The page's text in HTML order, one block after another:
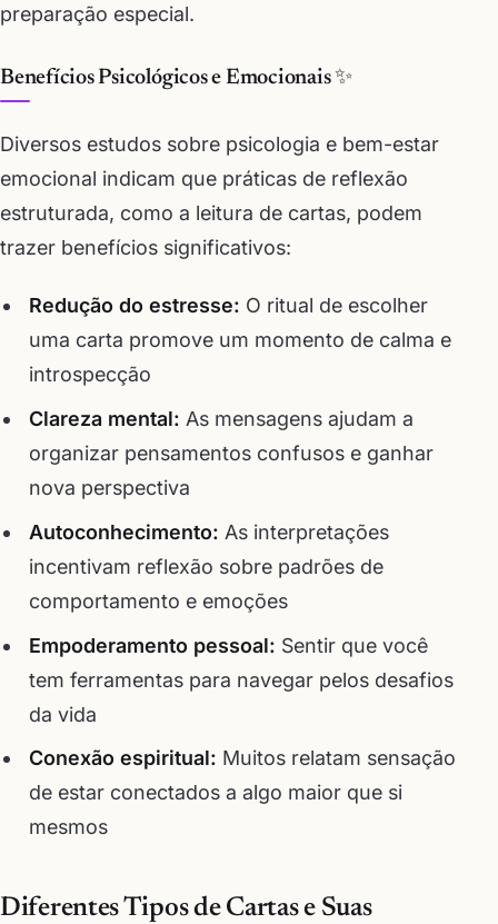
preparação especial.
Benefícios Psicológicos e Emocionais ✨
Diversos estudos sobre psicologia e bem-estar
emocional indicam que práticas de reflexão
estruturada, como a leitura de cartas, podem
trazer benefícios significativos:
Redução do estresse: O ritual de escolher
uma carta promove um momento de calma e
introspecção
Clareza mental: As mensagens ajudam a
organizar pensamentos confusos e ganhar
nova perspectiva
Autoconhecimento: As interpretações
incentivam reflexão sobre padrões de
comportamento e emoções
Empoderamento pessoal: Sentir que você
tem ferramentas para navegar pelos desafios
da vida
Conexão espiritual: Muitos relatam sensação
de estar conectados a algo maior que si
mesmos
Diferentes Tipos de Cartas e Suas